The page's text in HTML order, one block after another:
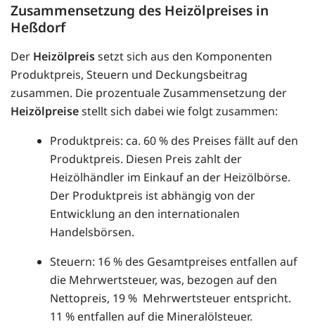
Zusammensetzung des Heizölpreises in
Heßdorf
Der Heizölpreissetzt sich aus den Komponenten
Produktpreis, Steuern und Deckungsbeitrag
zusammen. Die prozentuale Zusammensetzung der
Heizölpreisestellt sich dabei wie folgt zusammen:
Produktpreis: ca. 60 % des Preises fällt auf den
Produktpreis. Diesen Preis zahlt der
Heizölhändler im Einkauf an der Heizölbörse.
Der Produktpreis ist abhängig von der
Entwicklung an den internationalen
Handelsbörsen.
Steuern: 16 % des Gesamtpreises entfallen auf
die Mehrwertsteuer, was, bezogen auf den
Nettopreis, 19 % Mehrwertsteuer entspricht.
11 % entfallen auf die Mineralölsteuer.